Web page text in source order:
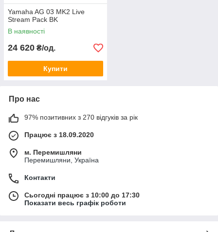
Yamaha AG 03 MK2 Live
Stream Pack BK
В наявності
24 620 ₴/од.
Купити
Про нас
97% позитивних з 270 відгуків за рік
Працює з 18.09.2020
м. Перемишляни
Перемишляни, Україна
Контакти
Сьогодні працює з 10:00 до 17:30
Показати весь графік роботи